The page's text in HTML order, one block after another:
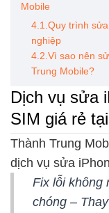
Mobile
4.1.Quy trình
nghiệp
4.2.Vì sao nên
Trung Mobile?
Dịch vụ sửa
SIM giá rẻ
Thành Trung
dịch vụ sửa
Fix lỗi không
chóng –